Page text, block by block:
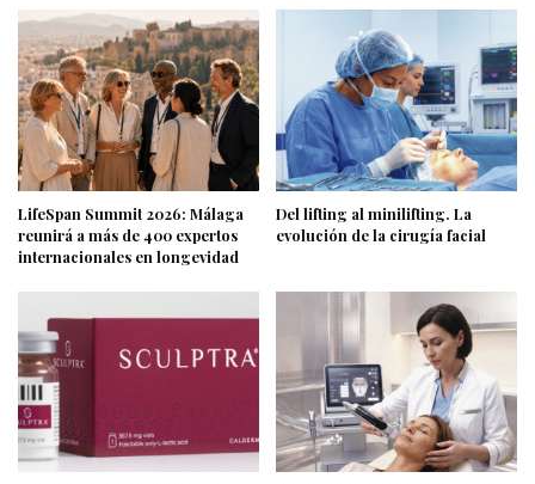
LifeSpan Summit 2026: Málaga
reunirá a más de 400 expertos
internacionales en longevidad
Del lifting al minilifting. La
evolución de la cirugía facial